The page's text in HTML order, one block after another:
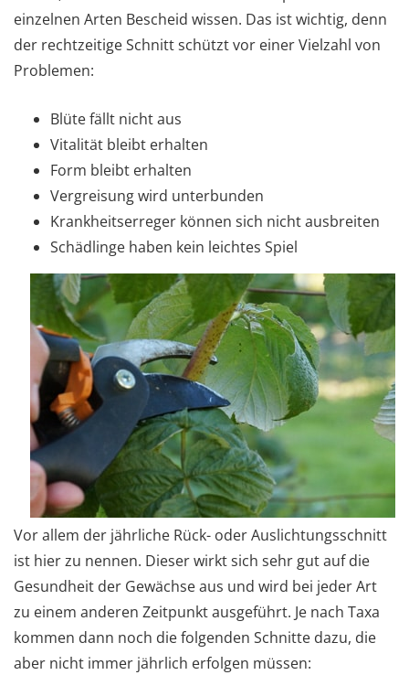
einzelnen Arten Bescheid wissen. Das ist wichtig, denn
der rechtzeitige Schnitt schützt vor einer Vielzahl von
Problemen:
Blüte fällt nicht aus
Vitalität bleibt erhalten
Form bleibt erhalten
Vergreisung wird unterbunden
Krankheitserreger können sich nicht ausbreiten
Schädlinge haben kein leichtes Spiel
Vor allem der jährliche Rück- oder Auslichtungsschnitt
ist hier zu nennen. Dieser wirkt sich sehr gut auf die
Gesundheit der Gewächse aus und wird bei jeder Art
zu einem anderen Zeitpunkt ausgeführt. Je nach Taxa
kommen dann noch die folgenden Schnitte dazu, die
aber nicht immer jährlich erfolgen müssen: